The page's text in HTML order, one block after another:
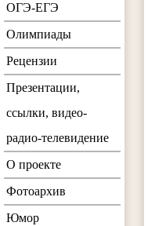
ОГЭ-ЕГЭ
Олимпиады
Рецензии
Презентации,
ссылки, видео-
радио-телевидение
О проекте
Фотоархив
Юмор